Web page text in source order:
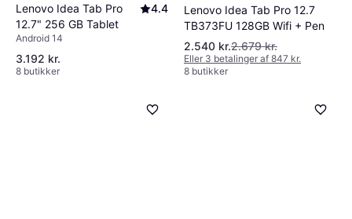
Lenovo Idea Tab Pro
12.7" 256 GB Tablet
4.4
Android 14
3.192 kr.
8 butikker
Lenovo Idea Tab Pro 12.7
TB373FU 128GB Wifi + Pen
2.540 kr.2.679 kr.
Eller 3 betalinger af 847 kr.
8 butikker